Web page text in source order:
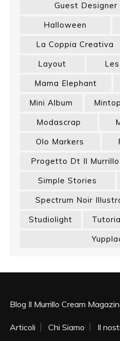
Guest Designer
Halloween
La Coppia Creativa
Layout
Mama Elephant
Mini Album
Modascrap
Olo Markers
Progetto Dt Il Murrillo
Simple Stories
Spectrum Noir
Studiolight
Blog Il Murrillo Cream
Articoli Chi Siamo Il